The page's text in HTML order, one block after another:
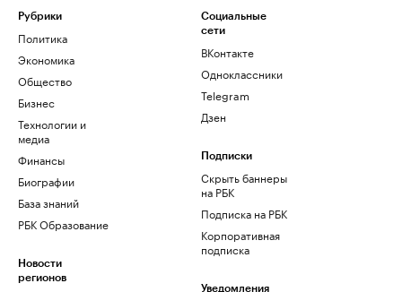
Рубрики
Политика
Экономика
Общество
Бизнес
Технологии и
медиа
Финансы
Биографии
База знаний
РБК Образование
Новости
регионов
Социальные
сети
ВКонтакте
Одноклассники
Telegram
Дзен
Подписки
Скрыть баннеры
на РБК
Подписка на РБК
Корпоративная
подписка
Уведомления